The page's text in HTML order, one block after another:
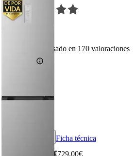
Ficha técnica
Basado en 170 valoraciones
729,– €729,00€